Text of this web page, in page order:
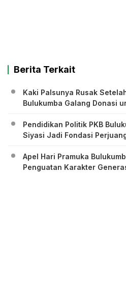
Berita Terkait
Kaki Palsunya Rusak
Bulukumba Galang Donasi
Pendidikan Politik PKB
Siyasi Jadi Fondasi
Apel Hari Pramuka
Penguatan Karakter